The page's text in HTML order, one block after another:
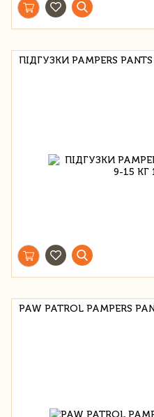
ПІДГУЗКИ PAMPERS
PAW PATROL PAMPERS